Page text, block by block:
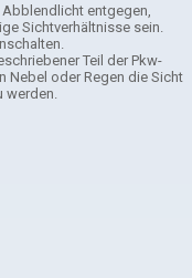
entgegen,
Sichtverhältnisse sein.
Teil der Pkw-
Nebel oder Regen die Sicht